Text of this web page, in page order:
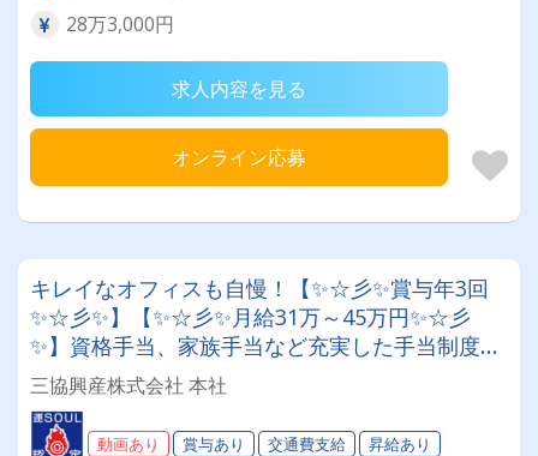
28万3,000円
求人内容を見る
オンライン応募
キレイなオフィスも自慢！【✨☆彡✨賞与年3回
✨☆彡✨】【✨☆彡✨月給31万～45万円✨☆彡
✨】資格手当、家族手当など充実した手当制度あ
り。さらに月給アップ!大型産廃ドライバー│独自
の制度が面白い!!特別手当・大入り手当etc.社員
とその家族を「幸せ」にします！！
三協興産株式会社 本社
動画あり 賞与あり 交通費支給 昇給あり